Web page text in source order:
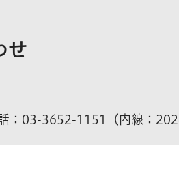
せ
：03-3652-1151（内線：